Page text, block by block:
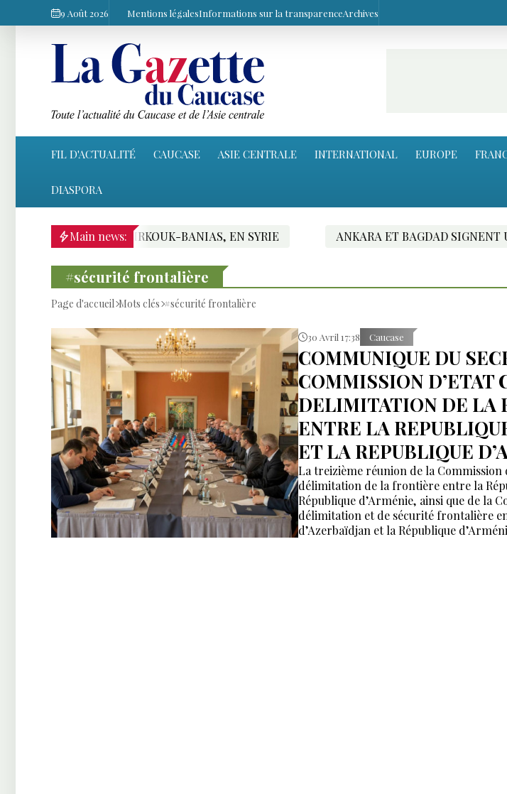
9 Août 2026 Mentions légalesInformations sur la transparenceArchives
FIL D'ACTUALITÉ CAUCASE ASIE CENTRALE INTERNATIONAL EUROPE
DIASPORA
Main news:
RIVAL KIRKOUK-BANIAS, EN SYRIE ANKARA ET BAGDAD SIGNENT UN
#sécurité frontalière
Page d'accueil Mots clés #sécurité frontalière
30 Avril 17:38 Caucase
COMMUNIQUE DU
COMMISSION D’ETAT
DELIMITATION DE LA
ENTRE LA
ET LA REPUBLIQUE
La treizième réunion de la Commission
délimitation de la frontière entre la
République d’Arménie, ainsi que de la
délimitation et de sécurité frontalière
d’Azerbaïdjan et la République